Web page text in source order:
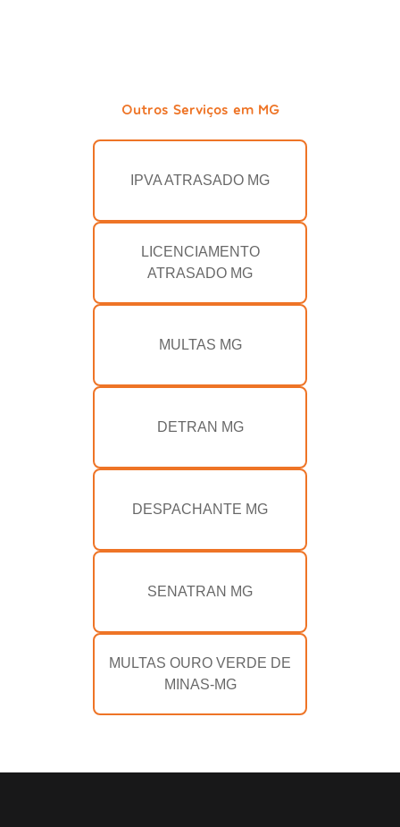
Outros Serviços em MG
IPVA ATRASADO MG
LICENCIAMENTO
ATRASADO MG
MULTAS MG
DETRAN MG
DESPACHANTE MG
SENATRAN MG
MULTAS OURO VERDE DE
MINAS-MG